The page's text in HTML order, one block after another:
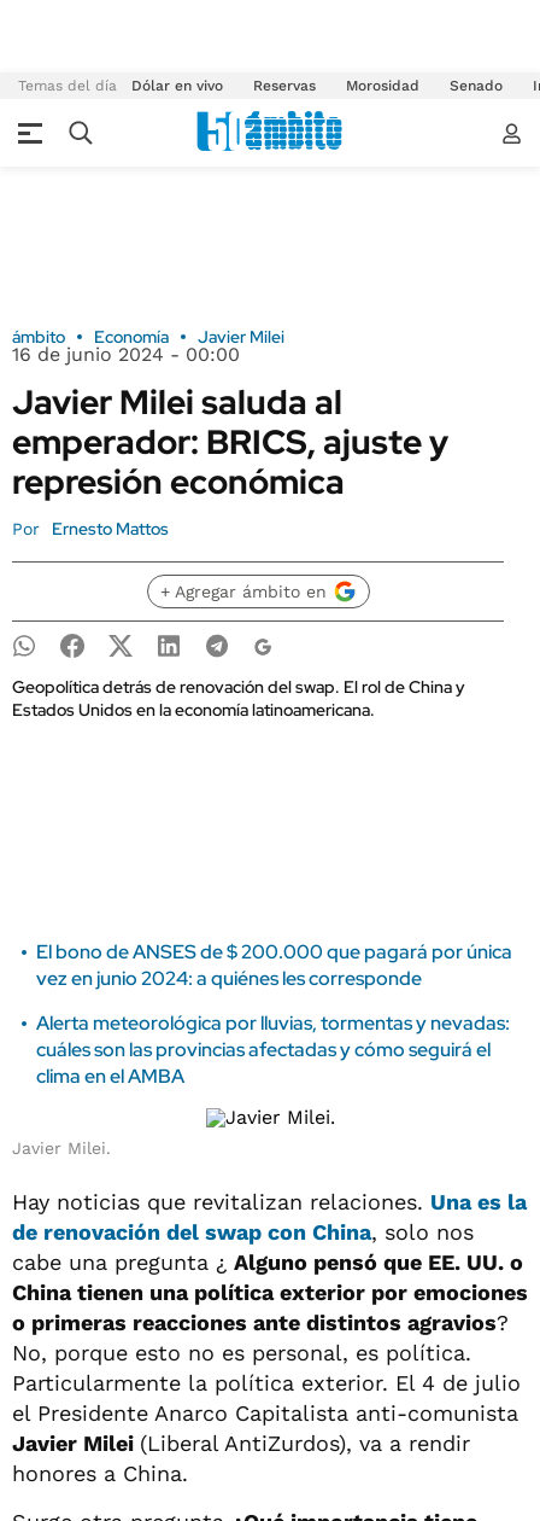
Temas del día Dólar en vivo Reservas Morosidad Senado
ámbito Economía Javier Milei
16 de junio 2024 - 00:00
Javier Milei saluda al
emperador: BRICS, ajuste y
represión económica
Por Ernesto Mattos
+ Agregar ámbito en
Geopolítica detrás de renovación del swap. El rol de China y
Estados Unidos en la economía latinoamericana.
El bono de ANSES de $ 200.000 que pagará por única
vez en junio 2024: a quiénes les corresponde
Alerta meteorológica por lluvias, tormentas y nevadas:
cuáles son las provincias afectadas y cómo seguirá el
clima en el AMBA
Javier Milei.
Hay noticias que revitalizan relaciones. Una es la
de renovación del swap con China, solo nos
cabe una pregunta ¿ Alguno pensó que EE. UU. o
China tienen una política exterior por emociones
o primeras reacciones ante distintos agravios?
No, porque esto no es personal, es política.
Particularmente la política exterior. El 4 de julio
el Presidente Anarco Capitalista anti-comunista
Javier Milei (Liberal AntiZurdos), va a rendir
honores a China.